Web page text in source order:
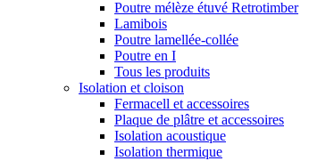
Poutre mélèze étuvé Retrotimber
Lamibois
Poutre lamellée-collée
Poutre en I
Tous les produits
Isolation et cloison
Fermacell et accessoires
Plaque de plâtre et accessoires
Isolation acoustique
Isolation thermique